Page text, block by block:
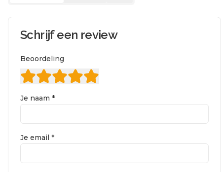
Schrijf een review
Beoordeling
Je naam *
Je email *